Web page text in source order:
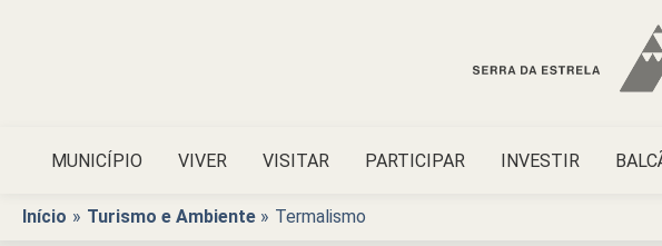
MUNICÍPIO VIVER VISITAR PARTICIPAR INVESTIR
Início Turismo e Ambiente Termalismo